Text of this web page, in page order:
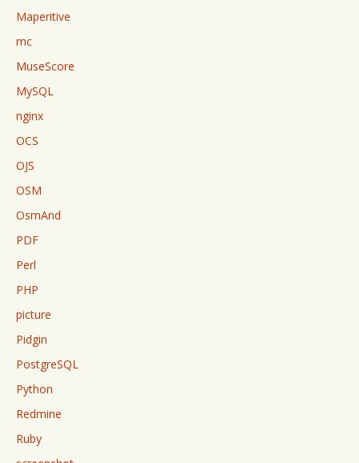
Maperitive
mc
MuseScore
MySQL
nginx
OCS
OJS
OSM
OsmAnd
PDF
Perl
PHP
picture
Pidgin
PostgreSQL
Python
Redmine
Ruby